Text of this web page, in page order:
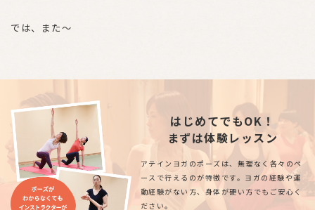
では、また〜
はじめてでもOK！
まずは体験レッスン
アテインヨガのポーズは、無理なく各々のペ
ースで行えるのが特徴です。ヨガの経験や運
動経験がない方、身体が硬い方でもご安心く
ださい。